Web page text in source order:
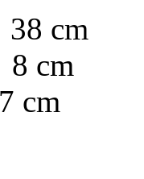
38 cm
8 cm
cm